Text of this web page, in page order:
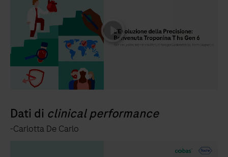
playicon
Dati di clinical performance
-Carlotta De Carlo